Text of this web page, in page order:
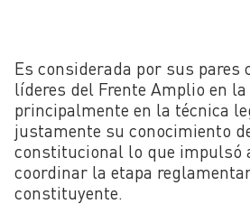
Es considerada por sus pares
líderes del Frente Amplio en la
principalmente en la técnica
justamente su conocimiento
constitucional lo que impulsó
coordinar la etapa
constituyente.